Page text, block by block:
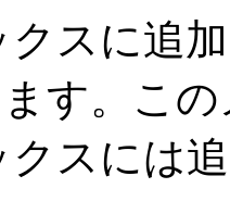
クスに追
す。こ
クスには